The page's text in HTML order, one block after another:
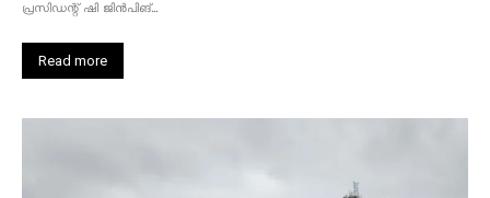
പ്രസിഡന്റ് ഷി ജിൻപിങ്...
Read more